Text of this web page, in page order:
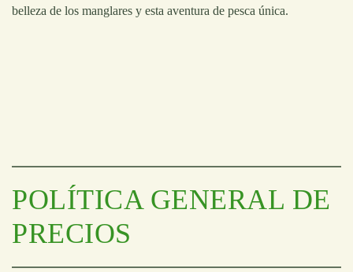
belleza de los manglares y esta aventura de pesca única.
POLÍTICA GENERAL DE
PRECIOS